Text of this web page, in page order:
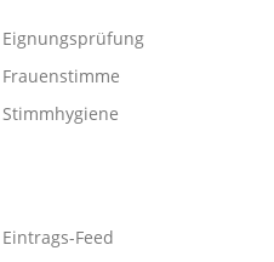
Eignungsprüfung
Frauenstimme
Stimmhygiene
Eintrags-Feed